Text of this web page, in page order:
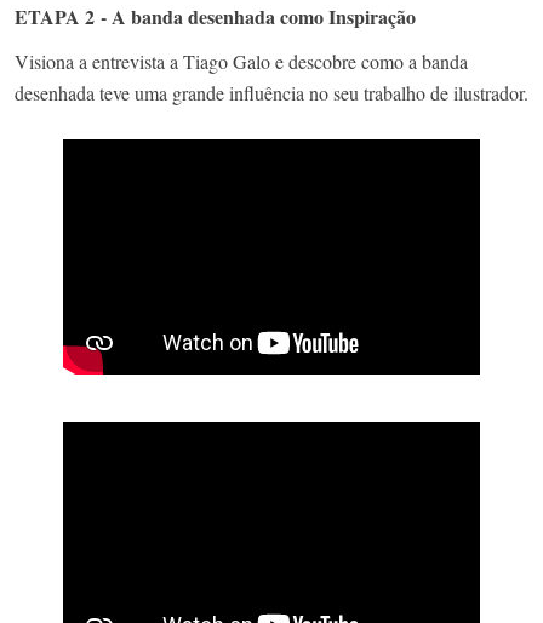
ETAPA 2 - A banda desenhada como Inspiração
Visiona a entrevista a Tiago Galo e descobre como a banda
desenhada teve uma grande influência no seu trabalho de ilustrador.